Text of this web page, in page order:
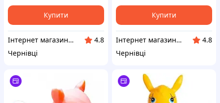
Купити
Інтернет магазин IQ Rapid
4.8
Чернівці
Купити
Інтернет магазин IQ Rapid
4.8
Чернівці